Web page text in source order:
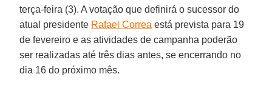
terça-feira (3). A votação que definirá o sucessor do
atual presidente Rafael Correa está prevista para 19
de fevereiro e as atividades de campanha poderão
ser realizadas até três dias antes, se encerrando no
dia 16 do próximo mês.